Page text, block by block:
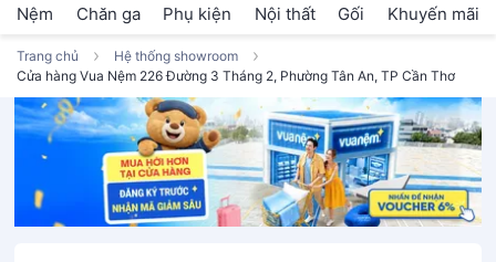
Nệm Chăn ga Phụ kiện Nội thất Gối Khuyến mãi
Trang chủ
Hệ thống showroom
Cửa hàng Vua Nệm 226 Đường 3 Tháng 2, Phường Tân An, TP Cần Thơ